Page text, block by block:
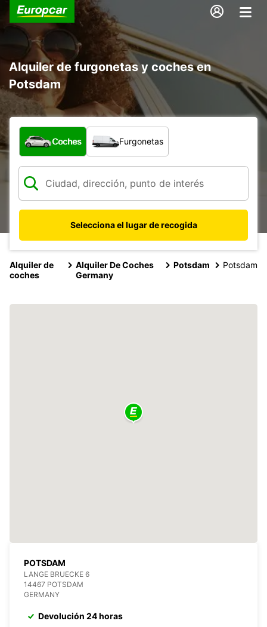
Alquiler de furgonetas y coches en
Potsdam
¿Qué tipo de vehículo?
Coches Furgonetas
Selecciona el lugar de recogida
Alquiler de
coches
Alquiler De Coches
Germany
Potsdam Potsdam
POTSDAM
LANGE BRUECKE 6
14467 POTSDAM
GERMANY
Devolución 24 horas